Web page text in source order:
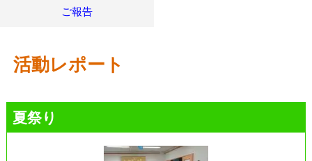
ご報告
活動レポート
夏祭り